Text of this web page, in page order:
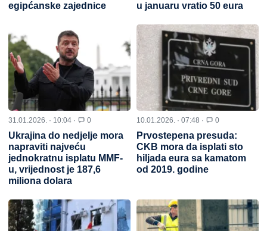
egipćanske zajednice
u januaru vratio 50 eura
31.01.2026. · 10:04 · 0
Ukrajina do nedjelje mora
napraviti najveću
jednokratnu isplatu MMF-
u, vrijednost je 187,6
miliona dolara
10.01.2026. · 07:48 · 0
Prvostepena presuda:
CKB mora da isplati sto
hiljada eura sa kamatom
od 2019. godine